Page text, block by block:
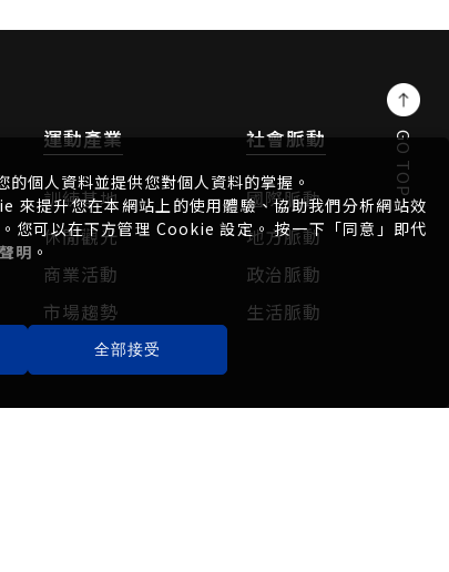
運動產業
訓練基地
休閒觀光
商業活動
市場趨勢
社會脈動
國際脈動
地方脈動
政治脈動
生活脈動
GO TOP
個人資料並提供您對個人資料的掌握。
來提升您在本網站上的使用體驗、協助我們分析網站效
您可以在下方管理 Cookie 設定。 按一下「同意」即代
明 。
全部接受